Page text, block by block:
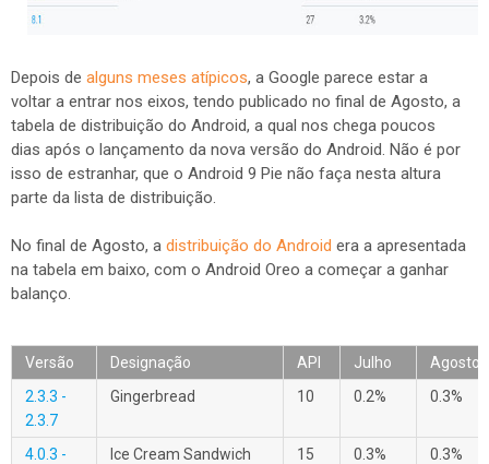
Depois de alguns meses atípicos, a Google parece estar a
voltar a entrar nos eixos, tendo publicado no final de Agosto, a
tabela de distribuição do Android, a qual nos chega poucos
dias após o lançamento da nova versão do Android. Não é por
isso de estranhar, que o Android 9 Pie não faça nesta altura
parte da lista de distribuição.
No final de Agosto, a distribuição do Android era a apresentada
na tabela em baixo, com o Android Oreo a começar a ganhar
balanço.
Versão Designação API Julho
Agosto
2.3.3 -
2.3.7
Gingerbread 10 0.2% 0.3%
4.0.3 -
Ice Cream Sandwich 15 0.3% 0.3%